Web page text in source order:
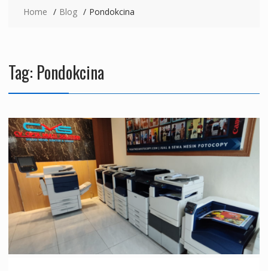
Home Blog Pondokcina
Tag: Pondokcina